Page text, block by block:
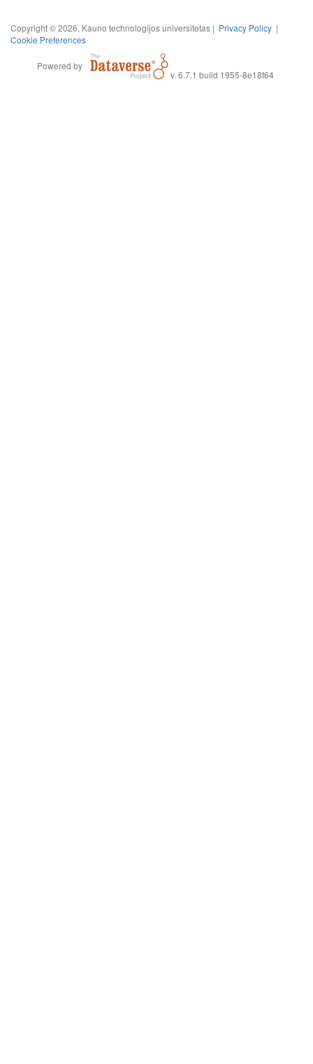
Copyright © 2026, Kauno technologijos universitetas | Privacy Policy |
Cookie Preferences
Powered by
v. 6.7.1 build 1955-8e18f64